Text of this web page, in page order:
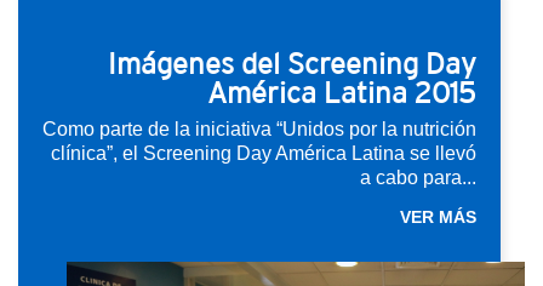
Imágenes del Screening Day
América Latina 2015
Como parte de la iniciativa “Unidos por la nutrición
clínica”, el Screening Day América Latina se llevó
a cabo para...
VER MÁS